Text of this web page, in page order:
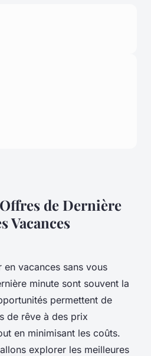
de Dernière
Vacances
vacances sans vous
minute sont souvent la
permettent de
de rêve à des prix
en minimisant les coûts.
explorer les meilleures